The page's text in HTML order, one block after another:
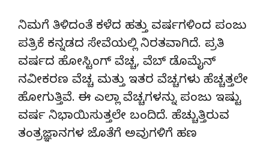
ನಿಮಗೆ ತಿಳಿದಂತೆ ಕಳೆದ ಹತ್ತು ವರ್ಷಗಳಿಂದ ಪಂಜು
ಪತ್ರಿಕೆ ಕನ್ನಡದ ಸೇವೆಯಲ್ಲಿ ನಿರತವಾಗಿದೆ. ಪ್ರತಿ
ವರ್ಷದ ಹೋಸ್ಟಿಂಗ್‌ ವೆಚ್ಚ, ವೆಬ್‌ ಡೊಮೈನ್‌
ನವೀಕರಣ ವೆಚ್ಚ ಮತ್ತು ಇತರ ವೆಚ್ಚಗಳು ಹೆಚ್ಚತ್ತಲೇ
ಹೋಗುತ್ತಿವೆ. ಈ ಎಲ್ಲಾ ವೆಚ್ಚಗಳನ್ನು ಪಂಜು ಇಷ್ಟು
ವರ್ಷ ನಿಭಾಯಿಸುತ್ತಲೇ ಬಂದಿದೆ. ಹೆಚ್ಚುತ್ತಿರುವ
ತಂತ್ರಜ್ಞಾನಗಳ ಜೊತೆಗೆ ಅವುಗಳಿಗೆ ಹಣ